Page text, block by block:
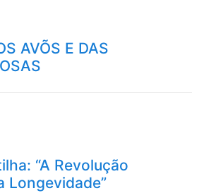
AVÕS E DAS
“A Revolução
Longevidade”